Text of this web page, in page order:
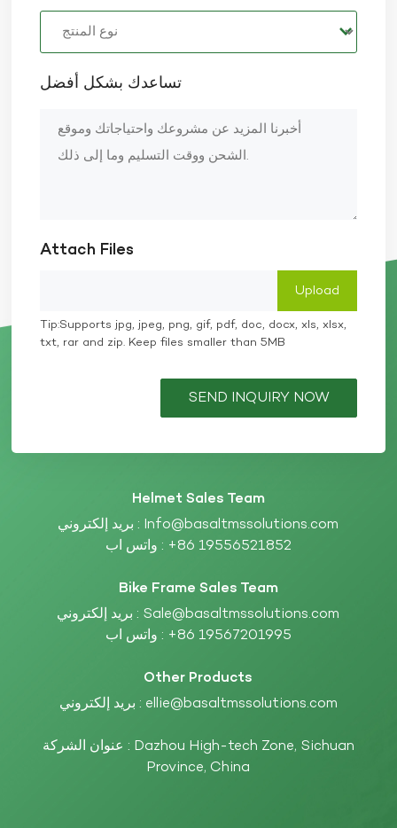
تساعدك بشكل أفضل
Attach Files
Tip:Supports jpg, jpeg, png, gif, pdf, doc, docx, xls, xlsx,
txt, rar and zip. Keep files smaller than 5MB
SEND INQUIRY NOW
Helmet Sales Team
بريد إلكتروني : Info@basaltmssolutions.com
واتس اب : +86 19556521852
Bike Frame Sales Team
بريد إلكتروني : Sale@basaltmssolutions.com
واتس اب : +86 19567201995
Other Products
بريد إلكتروني : ellie@basaltmssolutions.com
عنوان الشركة : Dazhou High-tech Zone, Sichuan
Province, China